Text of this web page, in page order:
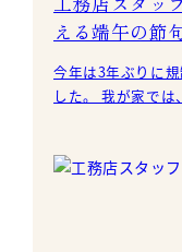
える端午の節
今年は3年ぶりに
した。 我が家で